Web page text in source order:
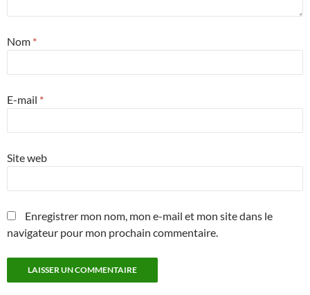
Nom *
E-mail *
Site web
Enregistrer mon nom, mon e-mail et mon site dans le
navigateur pour mon prochain commentaire.